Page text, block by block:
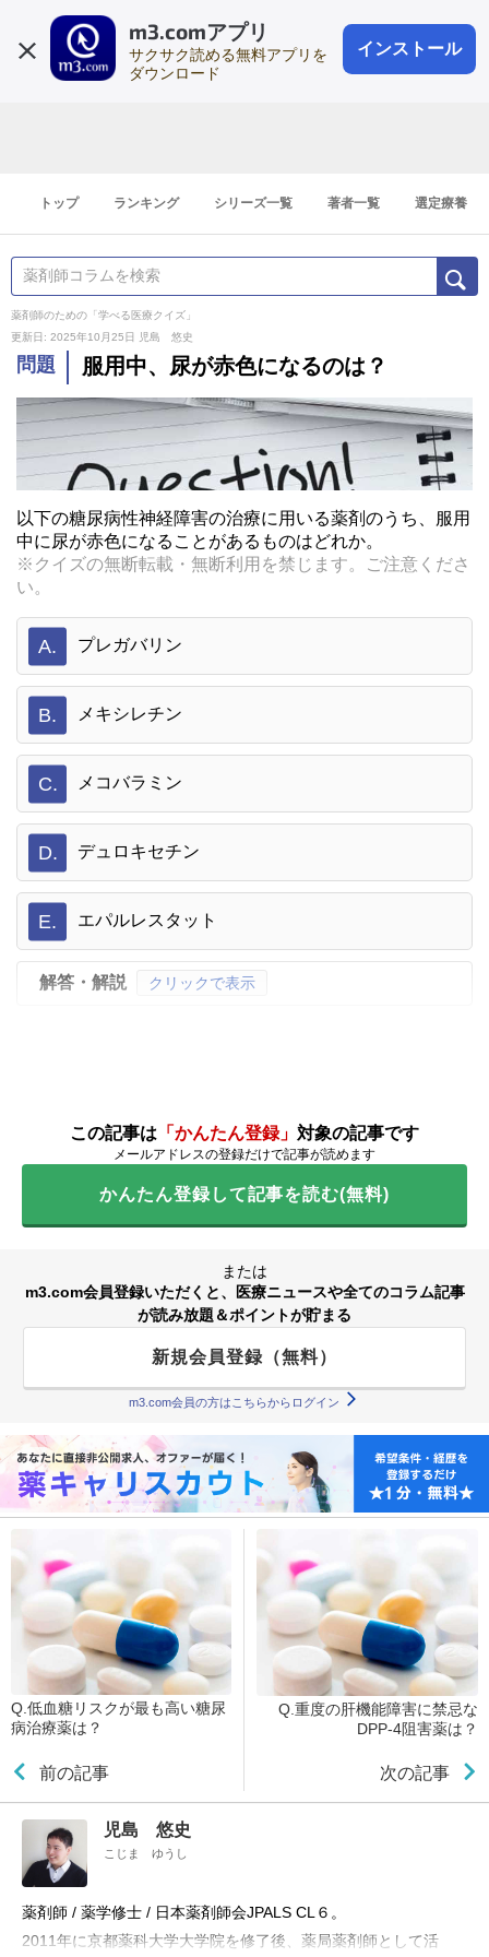
m3.comアプリ
サクサク読める無料アプリを
ダウンロード
インストール
会員登録
登録1分
トップ ランキング シリーズ一覧 著者一覧 選定療養
薬剤師のための「学べる医療クイズ」
更新日: 2025年10月25日
児島 悠史
問題 服用中、尿が赤色になるのは？
以下の糖尿病性神経障害の治療に用いる薬剤のうち、服用
中に尿が赤色になることがあるものはどれか。
※クイズの無断転載・無断利用を禁じます。ご注意くださ
い。
A. プレガバリン
B. メキシレチン
C. メコバラミン
D. デュロキセチン
E. エパルレスタット
解答・解説 クリックで表示
この記事は 「かんたん登録」 対象の記事です
メールアドレスの登録だけで記事が読めます
かんたん登録して記事を読む(無料)
または
m3.com会員登録いただくと、医療ニュースや全てのコラム記事
が読み放題＆ポイントが貯まる
新規会員登録（無料）
m3.com会員の方はこちらからログイン
Q.低血糖リスクが最も高い糖尿
病治療薬は？
前の記事
Q.重度の肝機能障害に禁忌な
DPP-4阻害薬は？
次の記事
児島 悠史
こじま ゆうし
薬剤師 / 薬学修士 / 日本薬剤師会JPALS CL６。
2011年に京都薬科大学大学院を修了後、薬局薬剤師として活